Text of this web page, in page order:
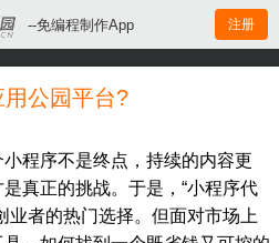
--免编程制作App 注册
公园平台?
程序不是终点，持续的内容更
真正的挑战。于是，“小程序代
业者的热门选择。但面对市场上